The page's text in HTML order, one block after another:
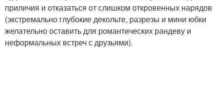
приличия и отказаться от слишком откровенных нарядов
(экстремально глубокие декольте, разрезы и мини юбки
желательно оставить для романтических рандеву и
неформальных встреч с друзьями).